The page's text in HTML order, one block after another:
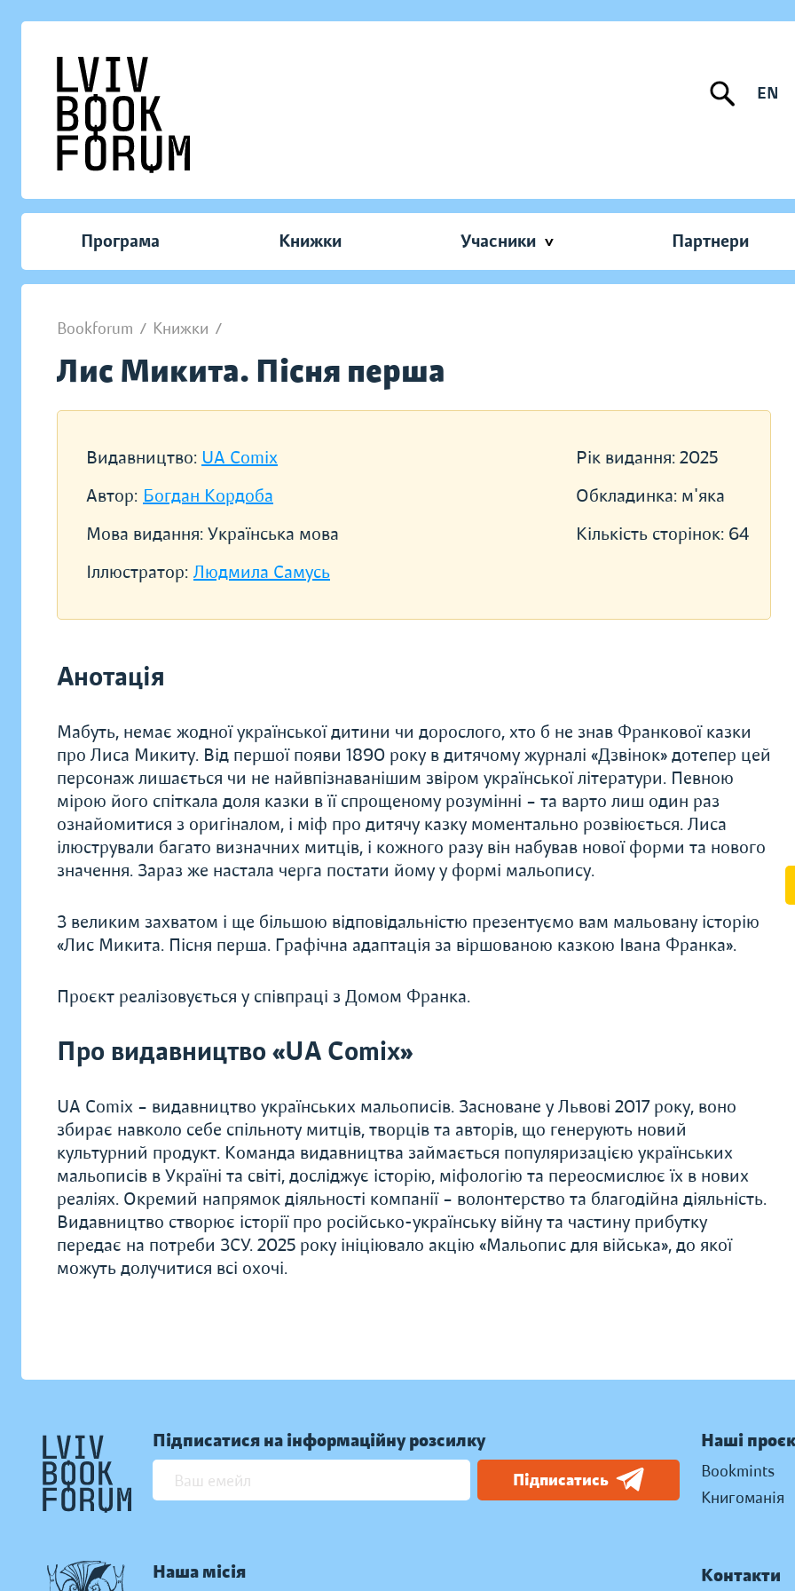
EN
Програма Книжки Учасники Партнери
Bookforum / Книжки /
Лис Микита. Пісня перша
Видавництво: UA Comix
Автор: Богдан Кордоба
Мова видання: Українська мова
Іллюстратор: Людмила Самусь
Рік видання: 2025
Обкладинка: м'яка
Кількість сторінок: 64
Анотація
Мабуть, немає жодної української дитини чи дорослого, хто б не знав Франкової казки
про Лиса Микиту. Від першої появи 1890 року в дитячому журналі «Дзвінок» дотепер цей
персонаж лишається чи не найвпізнаванішим звіром української літератури. Певною
мірою його спіткала доля казки в її спрощеному розумінні – та варто лиш один раз
ознайомитися з оригіналом, і міф про дитячу казку моментально розвіюється. Лиса
ілюстрували багато визначних митців, і кожного разу він набував нової форми та нового
значення. Зараз же настала черга постати йому у формі мальопису.
З великим захватом і ще більшою відповідальністю презентуємо вам мальовану історію
«Лис Микита. Пісня перша. Графічна адаптація за віршованою казкою Івана Франка».
Проєкт реалізовується у співпраці з Домом Франка.
Про видавництво «UA Comix»
UA Comix – видавництво українських мальописів. Засноване у Львові 2017 року, воно
збирає навколо себе спільноту митців, творців та авторів, що генерують новий
культурний продукт. Команда видавництва займається популяризацією українських
мальописів в Україні та світі, досліджує історію, міфологію та переосмислює їх в нових
реаліях. Окремий напрямок діяльності компанії – волонтерство та благодійна діяльність.
Видавництво створює історії про російсько-українську війну та частину прибутку
передає на потреби ЗСУ. 2025 року ініціювало акцію «Мальопис для війська», до якої
можуть долучитися всі охочі.
Підписатися на інформаційну розсилку
Підписатись
Наша місія
Наші
Bookmints
Книгоманія
Контакти